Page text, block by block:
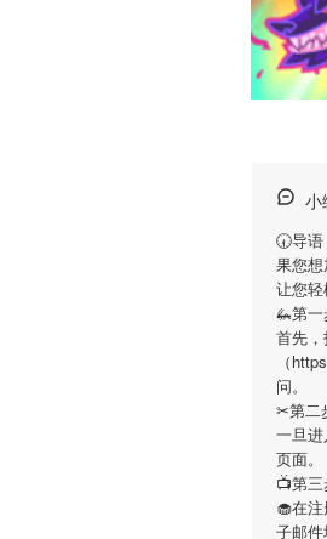
小
🕢导语
果您想
让您轻
🦗第
首先
（
问。
✂第二
一旦进
页面。
📺第
🧁在
子邮件